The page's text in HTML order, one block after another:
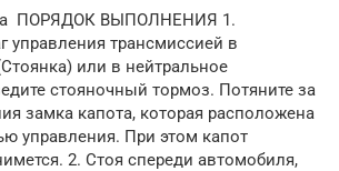
ПОРЯДОК ВЫПОЛНЕНИЯ 1.
управления трансмиссией в
или в нейтральное
стояночный тормоз. Потяните за
замка капота, которая расположена
управления. При этом капот
2. Стоя спереди автомобиля,